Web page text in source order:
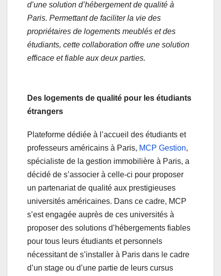
d’une solution d’hébergement de qualité à
Paris. Permettant de faciliter la vie des
propriétaires de logements meublés et des
étudiants, cette collaboration offre une solution
efficace et fiable aux deux parties.
Des logements de qualité pour les étudiants
étrangers
Plateforme dédiée à l’accueil des étudiants et
professeurs américains à Paris, MCP Gestion,
spécialiste de la gestion immobilière à Paris, a
décidé de s’associer à celle-ci pour proposer
un partenariat de qualité aux prestigieuses
universités américaines. Dans ce cadre, MCP
s’est engagée auprès de ces universités à
proposer des solutions d’hébergements fiables
pour tous leurs étudiants et personnels
nécessitant de s’installer à Paris dans le cadre
d’un stage ou d’une partie de leurs cursus